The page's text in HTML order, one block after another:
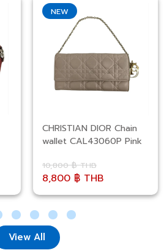
NEW
CHRISTIAN DIOR Chain
wallet CAL43060P Pink
10,800 ฿ THB
8,800 ฿ THB
View All